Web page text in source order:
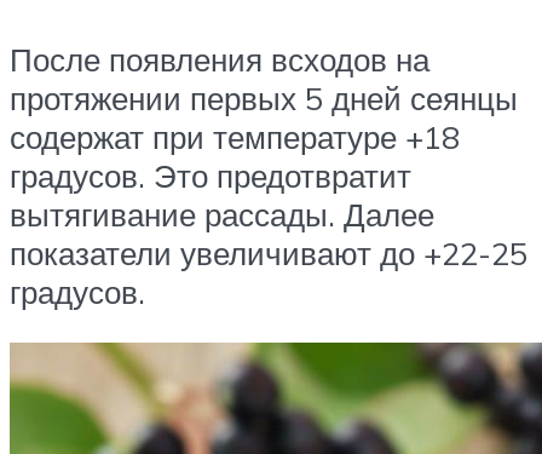
После появления всходов на
протяжении первых 5 дней сеянцы
содержат при температуре +18
градусов. Это предотвратит
вытягивание рассады. Далее
показатели увеличивают до +22-25
градусов.